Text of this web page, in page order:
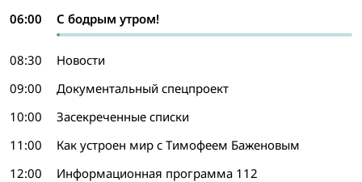
06:00 С бодрым утром!
08:30
Новости
09:00
Документальный спецпроект
10:00
Засекреченные списки
11:00
Как устроен мир с Тимофеем Баженовым
12:00
Информационная программа 112